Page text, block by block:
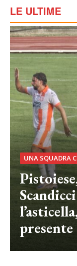
LE ULTIME
UNA SQUADRA
presente